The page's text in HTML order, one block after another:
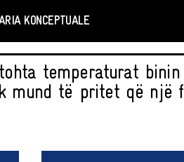
KONCEPTUALE
temperaturat
mund të pritet që një